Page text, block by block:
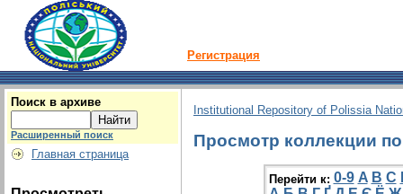
Регистрация
Поиск в архиве
Расширенный поиск
Главная страница
Institutional Repository of Polissia
Просмотр коллекции по
Перейти к: 0-9 A B C